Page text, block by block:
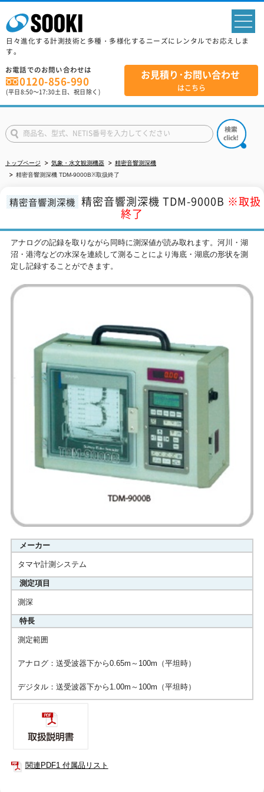
日々進化する計測技術と多種・多様化するニーズにレンタルでお応えしま
す。
お電話でのお問い合わせは
0120-856-990
(平日8:50～17:30土日、祝日除く)
お見積り･お問い合わせ
はこちら
トップページ 気象・水文観測機器
精密音響測深機
精密音響測深機 TDM-9000B※取扱終了
精密音響測深機 精密音響測深機 TDM-9000B ※取扱
終了
アナログの記録を取りながら同時に測深値が読み取れます。河川・湖
沼・港湾などの水深を連続して測ることにより海底・湖底の形状を測
定し記録することができます。
メーカー
タマヤ計測システム
測定項目
測深
特長
測定範囲
アナログ：送受波器下から0.65m～100m（平坦時）
デジタル：送受波器下から1.00m～100m（平坦時）
関連PDF1 付属品リスト